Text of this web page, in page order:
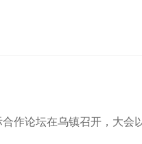
作论坛在乌镇召开，大会